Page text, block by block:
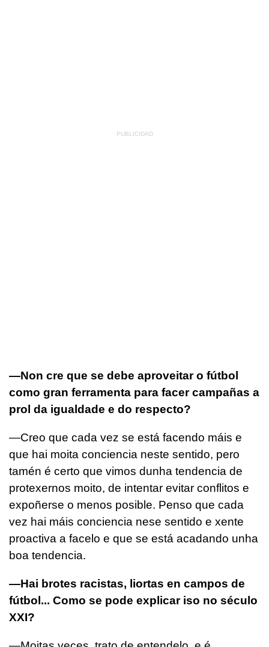
—Non cre que se debe aproveitar o fútbol
como gran ferramenta para facer campañas a
prol da igualdade e do respecto?
—Creo que cada vez se está facendo máis e
que hai moita conciencia neste sentido, pero
tamén é certo que vimos dunha tendencia de
protexernos moito, de intentar evitar conflitos e
expoñerse o menos posible. Penso que cada
vez hai máis conciencia nese sentido e xente
proactiva a facelo e que se está acadando unha
boa tendencia.
—Hai brotes racistas, liortas en campos de
fútbol... Como se pode explicar iso no século
XXI?